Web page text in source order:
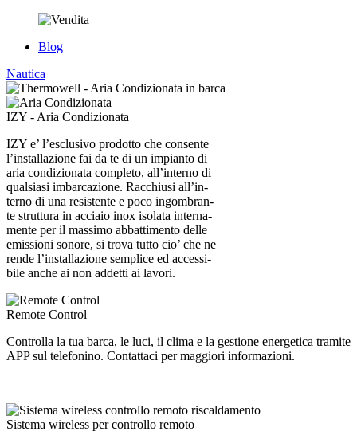
Blog
Nautica
IZY - Aria Condizionata
IZY e’ l’esclusivo prodotto che consente
l’installazione fai da te di un impianto di
aria condizionata completo, all’interno di
qualsiasi imbarcazione. Racchiusi all’in-
terno di una resistente e poco ingombran-
te struttura in acciaio inox isolata interna-
mente per il massimo abbattimento delle
emissioni sonore, si trova tutto cio’ che ne
rende l’installazione semplice ed accessi-
bile anche ai non addetti ai lavori.
Remote Control
Controlla la tua barca, le luci, il clima e la gestione energetica tramite
APP sul telefonino. Contattaci per maggiori informazioni.
Sistema wireless per controllo remoto